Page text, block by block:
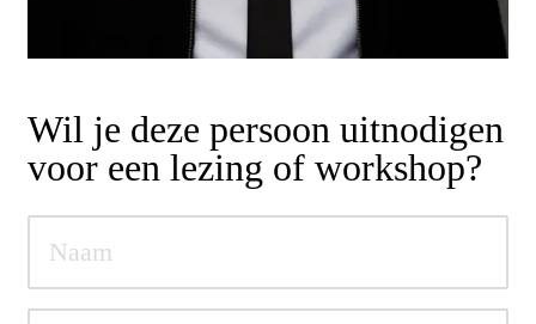
Wil je deze persoon uitnodigen
voor een lezing of workshop?